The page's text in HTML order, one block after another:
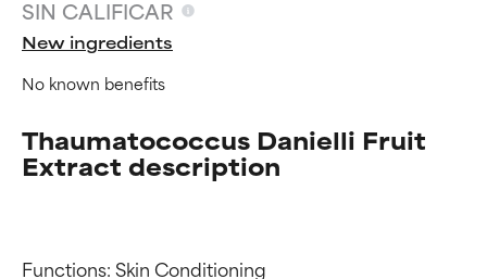
SIN CALIFICAR
New ingredients
No known benefits
Thaumatococcus Danielli Fruit
Extract description
Functions: Skin Conditioning